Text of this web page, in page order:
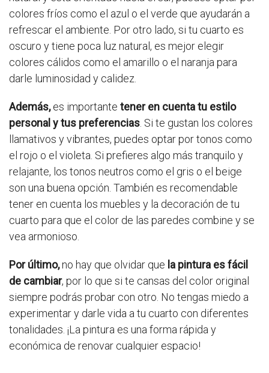
colores fríos como el azul o el verde que ayudarán a
refrescar el ambiente. Por otro lado, si tu cuarto es
oscuro y tiene poca luz natural, es mejor elegir
colores cálidos como el amarillo o el naranja para
darle luminosidad y calidez.
Además,es importante tener en cuenta tu estilo
personal y tus preferencias . Si te gustan los colores
llamativos y vibrantes, puedes optar por tonos como
el rojo o el violeta. Si prefieres algo más tranquilo y
relajante, los tonos neutros como el gris o el beige
son una buena opción. También es recomendable
tener en cuenta los muebles y la decoración de tu
cuarto para que el color de las paredes combine y se
vea armonioso.
Por último,no hay que olvidar que la pintura es fácil
de cambiar, por lo que si te cansas del color original
siempre podrás probar con otro. No tengas miedo a
experimentar y darle vida a tu cuarto con diferentes
tonalidades. ¡La pintura es una forma rápida y
económica de renovar cualquier espacio!